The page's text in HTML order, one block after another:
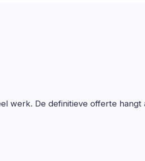
werk. De definitieve offerte hangt